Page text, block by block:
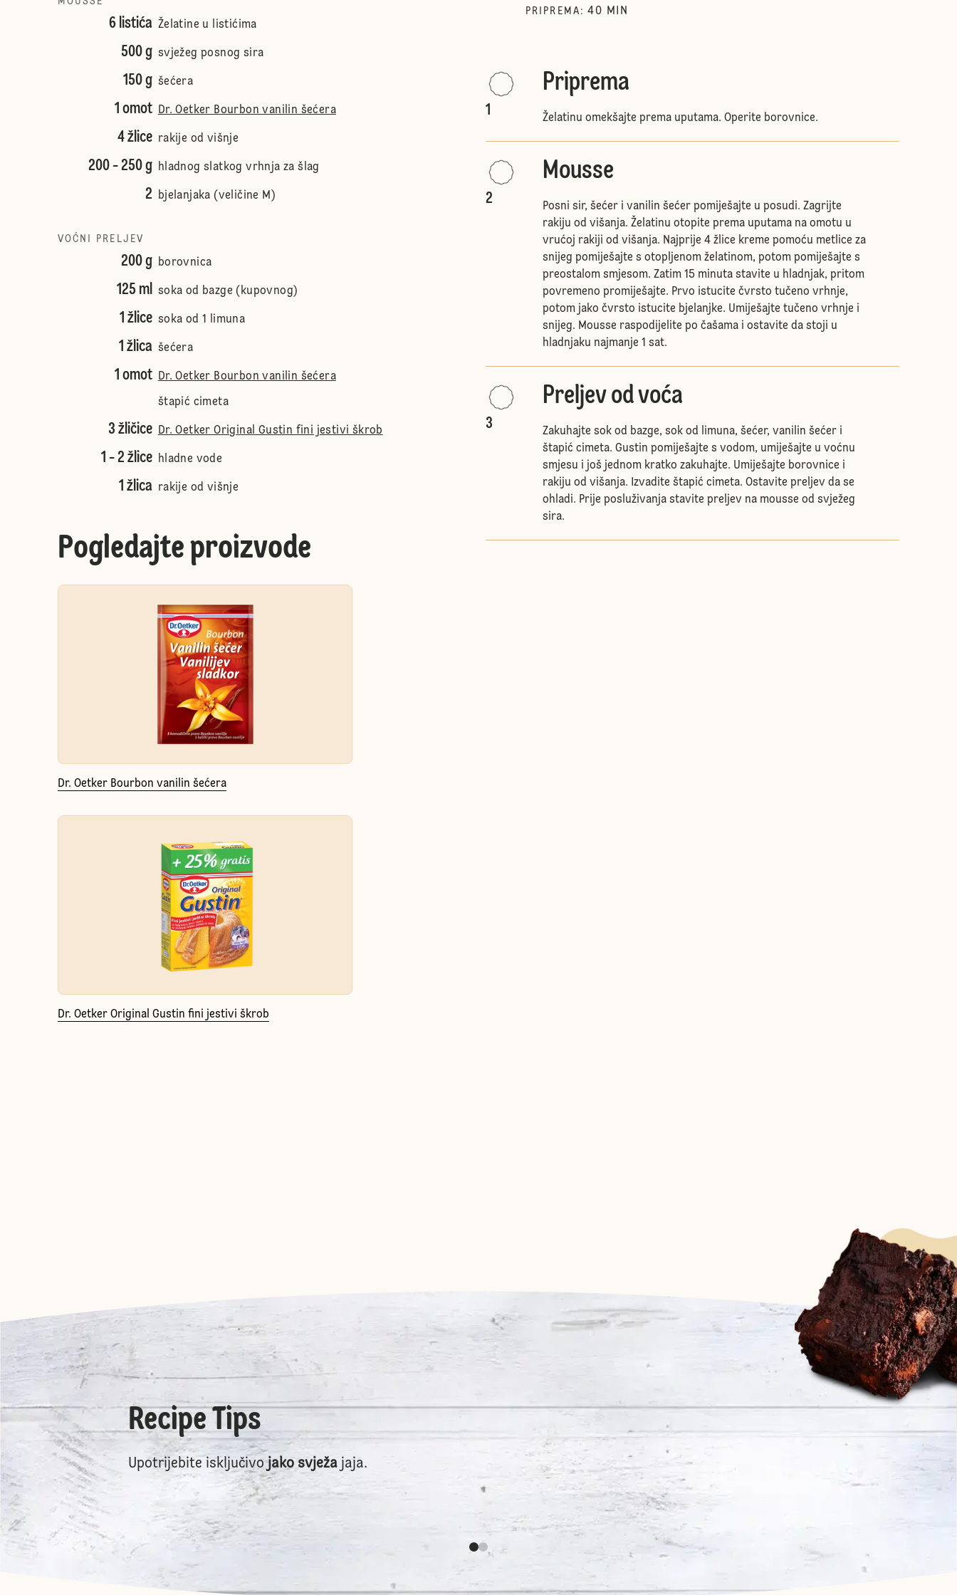
6 listića Želatine u listićima
500 g svježeg posnog sira
150 g šećera
1 omot Dr. Oetker Bourbon vanilin šećera
4 žlice rakije od višnje
200 - 250 g hladnog slatkog vrhnja za šlag
2 bjelanjaka (veličine M)
VOĆNI PRELJEV
200 g borovnica
125 ml soka od bazge (kupovnog)
1 žlice soka od 1 limuna
1 žlica šećera
1 omot Dr. Oetker Bourbon vanilin šećera
štapić cimeta
3 žličice Dr. Oetker Original Gustin fini jestivi škrob
1 - 2 žlice hladne vode
1 žlica rakije od višnje
Pogledajte proizvode
Dr. Oetker Bourbon vanilin šećera
Dr. Oetker Original Gustin fini jestivi škrob
PRIPREMA : 40 MIN
1
Priprema
Želatinu omekšajte prema uputama. Operite borovnice.
2
Mousse
Posni sir, šećer i vanilin šećer pomiješajte u posudi. Zagrijte
rakiju od višanja. Želatinu otopite prema uputama na omotu u
vrućoj rakiji od višanja. Najprije 4 žlice kreme pomoću metlice za
snijeg pomiješajte s otopljenom želatinom, potom pomiješajte s
preostalom smjesom. Zatim 15 minuta stavite u hladnjak, pritom
povremeno promiješajte. Prvo istucite čvrsto tučeno vrhnje,
potom jako čvrsto istucite bjelanjke. Umiješajte tučeno vrhnje i
snijeg. Mousse raspodijelite po čašama i ostavite da stoji u
hladnjaku najmanje 1 sat.
3
Preljev od voća
Zakuhajte sok od bazge, sok od limuna, šećer, vanilin šećer i
štapić cimeta. Gustin pomiješajte s vodom, umiješajte u voćnu
smjesu i još jednom kratko zakuhajte. Umiješajte borovnice i
rakiju od višanja. Izvadite štapić cimeta. Ostavite preljev da se
ohladi. Prije posluživanja stavite preljev na mousse od svježeg
sira.
Recipe Tips
Upotrijebite isključivojako svježa jaja.